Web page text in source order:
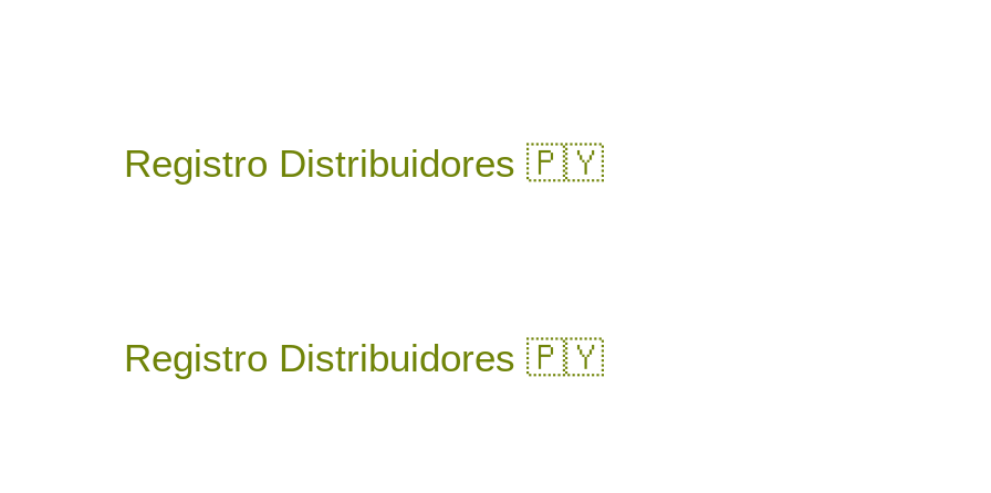
Registro Distribuidores 🇵🇾​
Registro Distribuidores 🇵🇾​